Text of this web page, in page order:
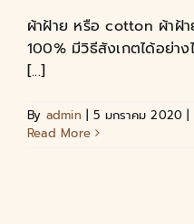
ผ้าฝ้าย หรือ cotton ผ้าฝ้
100% มีวิธีสังเกตได้อย่า
[...]
By admin | 5 มกราคม 2020 |
Read More